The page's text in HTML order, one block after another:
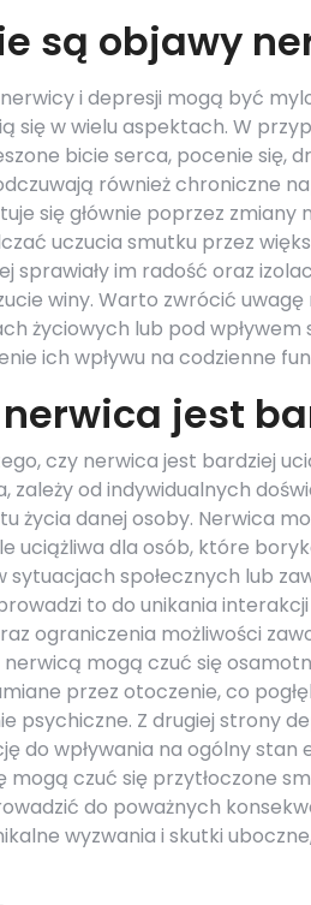
są objawy
i depresji mogą być
się w wielu aspektach. W
bicie serca, pocenie się,
również chroniczne
się głównie poprzez
uczucia smutku przez
sprawiały im radość oraz
winy. Warto zwrócić
życiowych lub pod
ich wpływu na codzienne
nerwica jest
czy nerwica jest bardziej
zależy od indywidualnych
życia danej osoby. Nerwica
uciążliwa dla osób, które
sytuacjach społecznych lub
to do unikania
ograniczenia możliwości
nerwicą mogą czuć się
przez otoczenie, co
psychiczne. Z drugiej strony
do wpływania na ogólny stan
mogą czuć się przytłoczone
do poważnych
wyzwania i skutki